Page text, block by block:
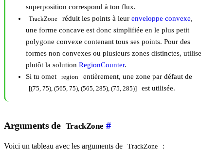
superposition correspond à ton flux.
TrackZone réduit les points à leur enveloppe convexe,
une forme concave est donc simplifiée en le plus petit
polygone convexe contenant tous ses points. Pour des
formes non convexes ou plusieurs zones distinctes, utilise
plutôt la solution RegionCounter.
Si tu omet
region entièrement, une zone par défaut de
[(75, 75), (565, 75), (565, 285), (75, 285)] est utilisée.
Arguments de TrackZone #
Voici un tableau avec les arguments de TrackZone :